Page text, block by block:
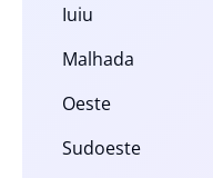
Iuiu
Malhada
Oeste
Sudoeste